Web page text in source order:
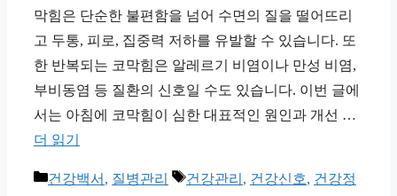
막힘은 단순한 불편함을 넘어 수면의 질을 떨어뜨리
고 두통, 피로, 집중력 저하를 유발할 수 있습니다. 또
한 반복되는 코막힘은 알레르기 비염이나 만성 비염,
부비동염 등 질환의 신호일 수도 있습니다. 이번 글에
서는 아침에 코막힘이 심한 대표적인 원인과 개선 …
더 읽기
카
건강백서 , 질병관리
태
건강관리 , 건강신호, 건강정